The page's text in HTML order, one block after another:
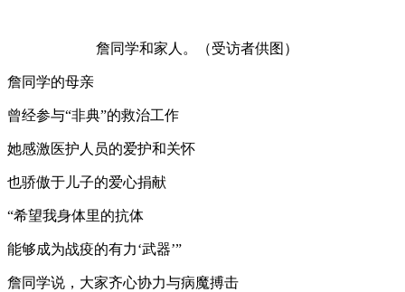
詹同学和家人。（受访者供图）
詹同学的母亲
曾经参与“非典”的救治工作
她感激医护人员的爱护和关怀
也骄傲于儿子的爱心捐献
“希望我身体里的抗体
能够成为战疫的有力‘武器’”
詹同学说，大家齐心协力与病魔搏击